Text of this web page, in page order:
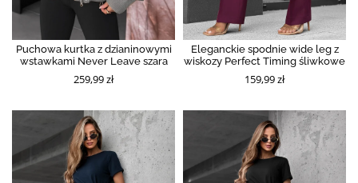
Puchowa kurtka z dzianinowymi
wstawkami Never Leave szara
259,99 zł
Eleganckie spodnie wide leg z
wiskozy Perfect Timing śliwkowe
159,99 zł